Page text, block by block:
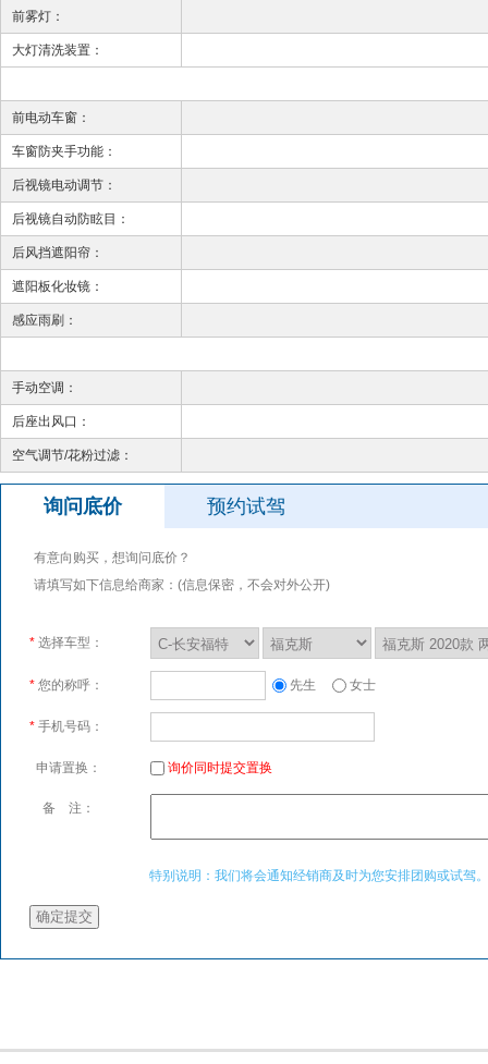
前雾灯：
大灯清洗装置：
前电动车窗：
车窗防夹手功能：
后视镜电动调节：
后视镜自动防眩目：
后风挡遮阳帘：
遮阳板化妆镜：
感应雨刷：
手动空调：
后座出风口：
空气调节/花粉过滤：